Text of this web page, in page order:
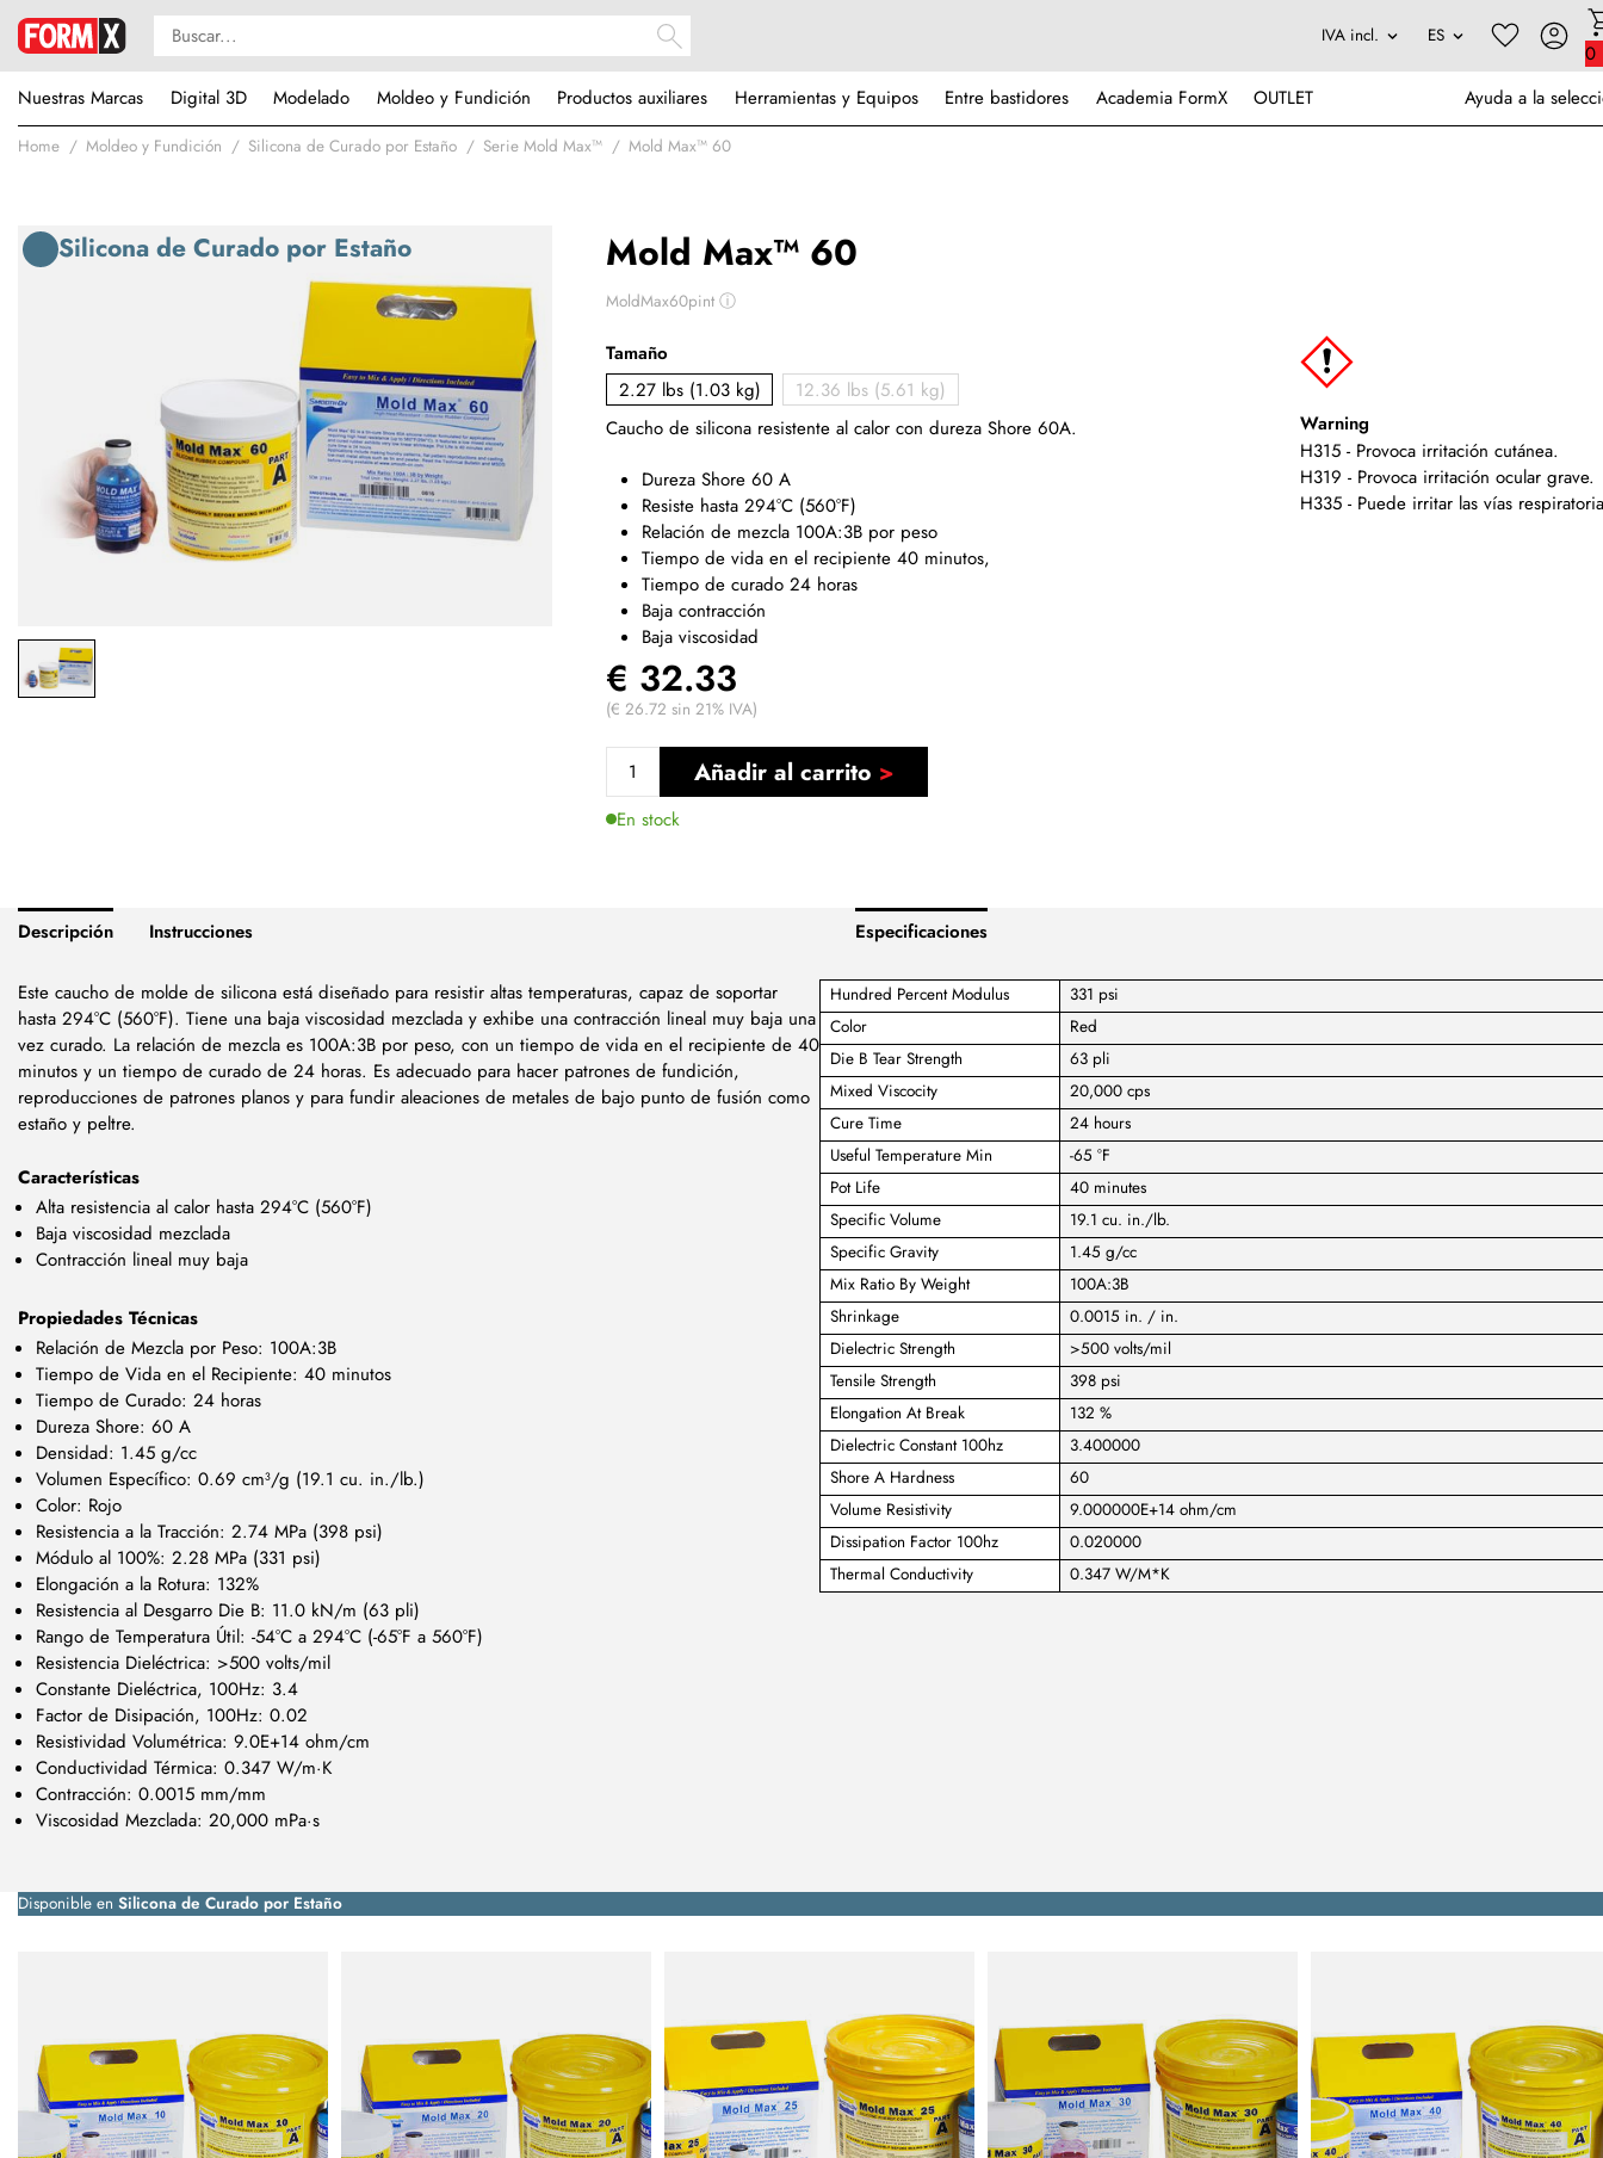
0
Nuestras Marcas
Digital 3D Modelado Moldeo y Fundición Productos auxiliares Herramientas y Equipos Entre bastidores Academia FormX OUTLET Ayuda a la
Home Moldeo y Fundición Silicona de Curado por Estaño Serie Mold Max™ Mold Max™ 60
Mold Max™ 60
MoldMax60pint ⓘ
Silicona de Curado por Estaño
Tamaño
2.27 lbs (1.03 kg)
12.36 lbs (5.61 kg)
Caucho de silicona resistente al calor con dureza Shore 60A.
Dureza Shore 60 A
Resiste hasta 294°C (560°F)
Relación de mezcla 100A:3B por peso
Tiempo de vida en el recipiente 40 minutos,
Tiempo de curado 24 horas
Baja contracción
Baja viscosidad
Warning
H315 - Provoca irritación cutánea.
H319 - Provoca irritación ocular grave.
H335 - Puede irritar las vías
€ 32.33
(€ 26.72 sin 21% IVA)
Añadir al carrito
En stock
Descripción Instrucciones Especificaciones
Este caucho de molde de silicona está diseñado para resistir altas temperaturas, capaz de soportar
hasta 294°C (560°F). Tiene una baja viscosidad mezclada y exhibe una contracción lineal muy baja una
vez curado. La relación de mezcla es 100A:3B por peso, con un tiempo de vida en el recipiente de 40
minutos y un tiempo de curado de 24 horas. Es adecuado para hacer patrones de fundición,
reproducciones de patrones planos y para fundir aleaciones de metales de bajo punto de fusión como
estaño y peltre.
Características
Alta resistencia al calor hasta 294°C (560°F)
Baja viscosidad mezclada
Contracción lineal muy baja
Propiedades Técnicas
Relación de Mezcla por Peso: 100A:3B
Tiempo de Vida en el Recipiente: 40 minutos
Tiempo de Curado: 24 horas
Dureza Shore: 60 A
Densidad: 1.45 g/cc
Volumen Específico: 0.69 cm³/g (19.1 cu. in./lb.)
Color: Rojo
Resistencia a la Tracción: 2.74 MPa (398 psi)
Módulo al 100%: 2.28 MPa (331 psi)
Elongación a la Rotura: 132%
Resistencia al Desgarro Die B: 11.0 kN/m (63 pli)
Rango de Temperatura Útil: -54°C a 294°C (-65°F a 560°F)
Resistencia Dieléctrica: >500 volts/mil
Constante Dieléctrica, 100Hz: 3.4
Factor de Disipación, 100Hz: 0.02
Resistividad Volumétrica: 9.0E+14 ohm/cm
Conductividad Térmica: 0.347 W/m·K
Contracción: 0.0015 mm/mm
Viscosidad Mezclada: 20,000 mPa·s
Hundred Percent Modulus
331 psi
Color
Red
Die B Tear Strength
63 pli
Mixed Viscocity
20,000 cps
Cure Time
24 hours
Useful Temperature Min
-65 °F
Pot Life
40 minutes
Specific Volume
19.1 cu. in./lb.
Specific Gravity
1.45 g/cc
Mix Ratio By Weight
100A:3B
Shrinkage
0.0015 in. / in.
Dielectric Strength
>500 volts/mil
Tensile Strength
398 psi
Elongation At Break
132 %
Dielectric Constant 100hz
3.400000
Shore A Hardness
60
Volume Resistivity
9.000000E+14 ohm/cm
Dissipation Factor 100hz
0.020000
Thermal Conductivity
0.347 W/M*K
Disponible en Silicona de Curado por Estaño